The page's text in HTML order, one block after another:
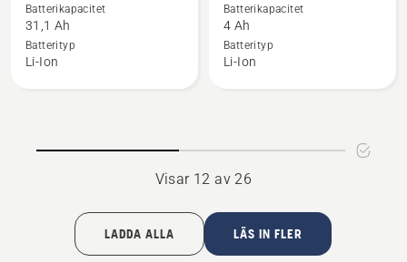
om
BLi950X,
produktbetyg
Batterikapacitet
31,1 Ah
Batterityp
Li-Ion
om
B140X,
produktbetyg
Batterikapacitet
4 Ah
Batterityp
Li-Ion
Visar 12 av 26
LADDA ALLA LÄS IN FLER